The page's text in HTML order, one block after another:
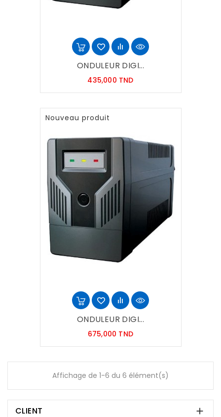
ONDULEUR DIGI...
435,000 TNDPrix
Nouveau produit
ONDULEUR DIGI...
675,000 TNDPrix
Affichage de 1-6 du 6 élément(s)
CLIENT 